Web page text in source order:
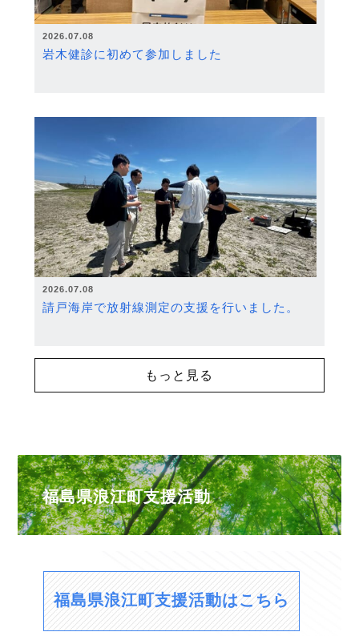
2026.07.08
岩木健診に初めて参加しました
2026.07.08
請戸海岸で放射線測定の支援を行いました。
もっと見る
福島県浪江町支援活動
福島県浪江町支援活動はこちら